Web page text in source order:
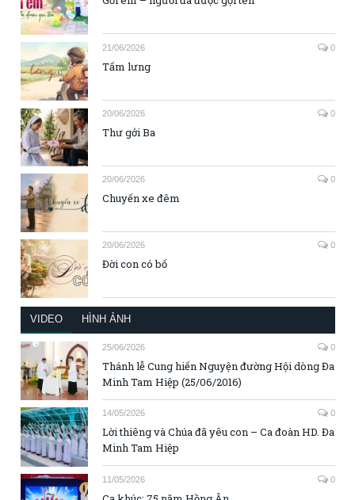
21/06/2026 0
Tấm lưng
20/06/2026 0
Thư gởi Ba
20/06/2026 0
Chuyến xe đêm
20/06/2026 0
Đời con có bố
VIDEO HÌNH ẢNH
25/06/2026 0
Thánh lễ Cung hiến Nguyện đường Hội dòng Đa
Minh Tam Hiệp (25/06/2016)
14/05/2026 0
Lời thiêng và Chúa đã yêu con – Ca đoàn HD. Đa
Minh Tam Hiệp
11/05/2026 0